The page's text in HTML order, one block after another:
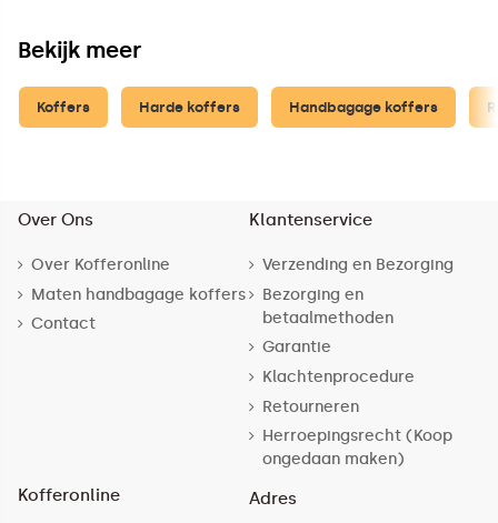
Bekijk meer
Koffers Harde koffers Handbagage koffers
Over Ons
Over Kofferonline
Maten handbagage koffers
Contact
Klantenservice
Verzending en Bezorging
Bezorging en
betaalmethoden
Garantie
Klachtenprocedure
Retourneren
Herroepingsrecht (Koop
ongedaan maken)
Kofferonline Adres